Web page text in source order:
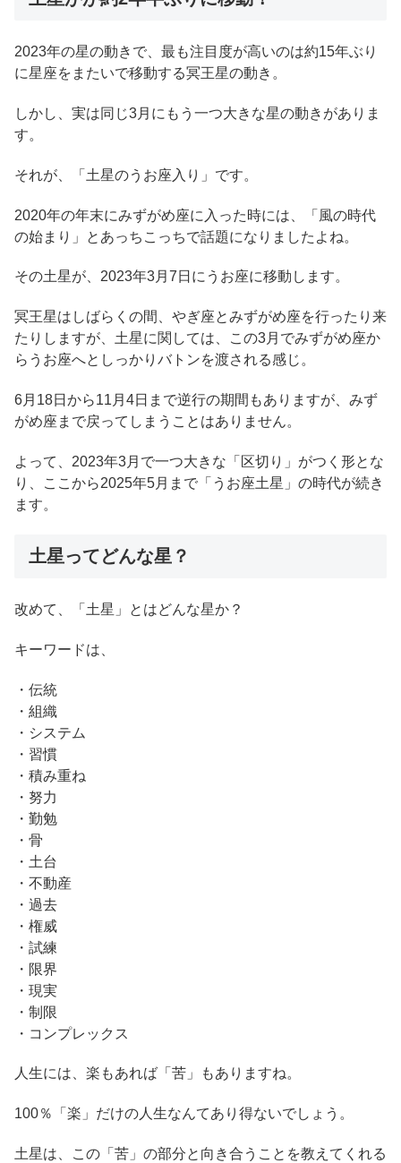
2023年の星の動きで、最も注目度が高いのは約15年ぶり
に星座をまたいで移動する冥王星の動き。
しかし、実は同じ3月にもう一つ大きな星の動きがありま
す。
それが、「土星のうお座入り」です。
2020年の年末にみずがめ座に入った時には、「風の時代
の始まり」とあっちこっちで話題になりましたよね。
その土星が、2023年3月7日にうお座に移動します。
冥王星はしばらくの間、やぎ座とみずがめ座を行ったり来
たりしますが、土星に関しては、この3月でみずがめ座か
らうお座へとしっかりバトンを渡される感じ。
6月18日から11月4日まで逆行の期間もありますが、みず
がめ座まで戻ってしまうことはありません。
よって、2023年3月で一つ大きな「区切り」がつく形とな
り、ここから2025年5月まで「うお座土星」の時代が続き
ます。
土星ってどんな星？
改めて、「土星」とはどんな星か？
キーワードは、
・伝統
・組織
・システム
・習慣
・積み重ね
・努力
・勤勉
・骨
・土台
・不動産
・過去
・権威
・試練
・限界
・現実
・制限
・コンプレックス
人生には、楽もあれば「苦」もありますね。
100％「楽」だけの人生なんてあり得ないでしょう。
土星は、この「苦」の部分と向き合うことを教えてくれる